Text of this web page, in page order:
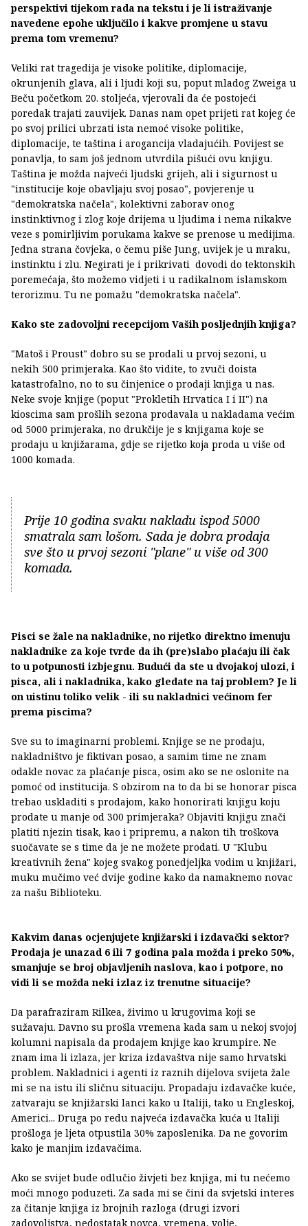
perspektivi tijekom rada na tekstu i je li istraživanje
navedene epohe uključilo i kakve promjene u stavu
prema tom vremenu?
Veliki rat tragedija je visoke politike, diplomacije,
okrunjenih glava, ali i ljudi koji su, poput mladog Zweiga u
Beču početkom 20. stoljeća, vjerovali da će postojeći
poredak trajati zauvijek. Danas nam opet prijeti rat kojeg će
po svoj prilici ubrzati ista nemoć visoke politike,
diplomacije, te taština i arogancija vladajućih. Povijest se
ponavlja, to sam još jednom utvrdila pišući ovu knjigu.
Taština je možda najveći ljudski grijeh, ali i sigurnost u
"institucije koje obavljaju svoj posao", povjerenje u
"demokratska načela", kolektivni zaborav onog
instinktivnog i zlog koje drijema u ljudima i nema nikakve
veze s pomirljivim porukama kakve se prenose u medijima.
Jedna strana čovjeka, o čemu piše Jung, uvijek je u mraku,
instinktu i zlu. Negirati je i prikrivati dovodi do tektonskih
poremećaja, što možemo vidjeti i u radikalnom islamskom
terorizmu. Tu ne pomažu "demokratska načela".
Kako ste zadovoljni recepcijom Vaših posljednjih knjiga?
"Matoš i Proust" dobro su se prodali u prvoj sezoni, u
nekih 500 primjeraka. Kao što vidite, to zvuči doista
katastrofalno, no to su činjenice o prodaji knjiga u nas.
Neke svoje knjige (poput "Prokletih Hrvatica I i II") na
kioscima sam prošlih sezona prodavala u nakladama većim
od 5000 primjeraka, no drukčije je s knjigama koje se
prodaju u knjižarama, gdje se rijetko koja proda u više od
1000 komada.
Prije 10 godina svaku nakladu ispod 5000
smatrala sam lošom. Sada je dobra prodaja
sve što u prvoj sezoni "plane" u više od 300
komada.
Pisci se žale na nakladnike, no rijetko direktno imenuju
nakladnike za koje tvrde da ih (pre)slabo plaćaju ili čak
to u potpunosti izbjegnu. Budući da ste u dvojakoj ulozi, i
pisca, ali i nakladnika, kako gledate na taj problem? Je li
on uistinu toliko velik - ili su nakladnici većinom fer
prema piscima?
Sve su to imaginarni problemi. Knjige se ne prodaju,
nakladništvo je fiktivan posao, a samim time ne znam
odakle novac za plaćanje pisca, osim ako se ne oslonite na
pomoć od institucija. S obzirom na to da bi se honorar pisca
trebao uskladiti s prodajom, kako honorirati knjigu koju
prodate u manje od 300 primjeraka? Objaviti knjigu znači
platiti njezin tisak, kao i pripremu, a nakon tih troškova
suočavate se s time da je ne možete prodati. U "Klubu
kreativnih žena" kojeg svakog ponedjeljka vodim u knjižari,
muku mučimo već dvije godine kako da namaknemo novac
za našu Biblioteku.
Kakvim danas ocjenjujete knjižarski i izdavački sektor?
Prodaja je unazad 6 ili 7 godina pala možda i preko 50%,
smanjuje se broj objavljenih naslova, kao i potpore, no
vidi li se možda neki izlaz iz trenutne situacije?
Da parafraziram Rilkea, živimo u krugovima koji se
sužavaju. Davno su prošla vremena kada sam u nekoj svojoj
kolumni napisala da prodajem knjige kao krumpire. Ne
znam ima li izlaza, jer kriza izdavaštva nije samo hrvatski
problem. Nakladnici i agenti iz raznih dijelova svijeta žale
mi se na istu ili sličnu situaciju. Propadaju izdavačke kuće,
zatvaraju se knjižarski lanci kako u Italiji, tako u Engleskoj,
Americi... Druga po redu najveća izdavačka kuća u Italiji
prošloga je ljeta otpustila 30% zaposlenika. Da ne govorim
kako je manjim izdavačima.
Ako se svijet bude odlučio živjeti bez knjiga, mi tu nećemo
moći mnogo poduzeti. Za sada mi se čini da svjetski interes
za čitanje knjiga iz brojnih razloga (drugi izvori
zadovoljstva, nedostatak novca, vremena, volje,